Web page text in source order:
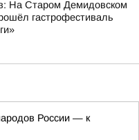
На Старом Демидовском
гастрофестиваль
России — к